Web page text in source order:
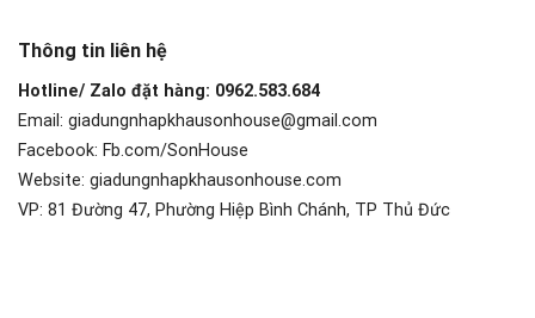
Thông tin liên hệ
Hotline/ Zalo đặt hàng: 0962.583.684
Email: giadungnhapkhausonhouse@gmail.com
Facebook: Fb.com/SonHouse
Website: giadungnhapkhausonhouse.com
VP: 81 Đường 47, Phường Hiệp Bình Chánh, TP Thủ Đức